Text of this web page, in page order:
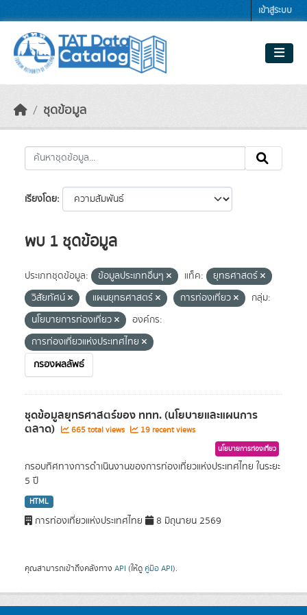
เข้าสู่ระบบ
ชุดข้อมูล
เรียงโดย
พบ 1 ชุดข้อมูล
ประเภทชุดข้อมูล: ข้อมูลประเภทอื่นๆ แท็ค:
ยุทธศาสตร์
วิสัยทัศน์
แผนยุทธศาสตร์ การท่องเที่ยว
กลุ่ม:
นโยบายการท่องเที่ยว
องค์กร:
การท่องเที่ยวแห่งประเทศไทย
กรองผลลัพธ์
ชุดข้อมูลยุทธศาสตร์ของ ททท. (นโยบายและแผนการ
ตลาด) 665 total views 19 recent views
นโยบายการท่องเที่ยว
กรอบทิศทางการดำเนินงานของการท่องเที่ยวแห่งประเทศไทย ในระยะ
5 ปี
HTML
การท่องเที่ยวแห่งประเทศไทย 8 มิถุนายน 2569
คุณสามารถเข้าถึงคลังทาง API (ให้ดู คู่มือ API).